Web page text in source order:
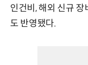
인건비, 해외 신규
도 반영됐다.